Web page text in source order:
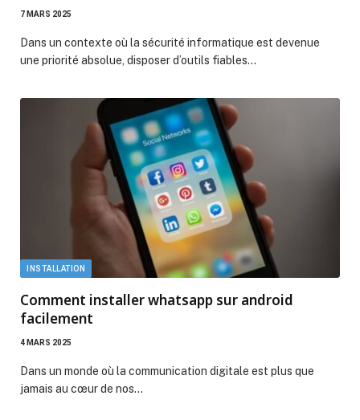
7 MARS 2025
Dans un contexte où la sécurité informatique est devenue
une priorité absolue, disposer d’outils fiables…
INSTALLATION
Comment installer whatsapp sur android
facilement
4 MARS 2025
Dans un monde où la communication digitale est plus que
jamais au cœur de nos…